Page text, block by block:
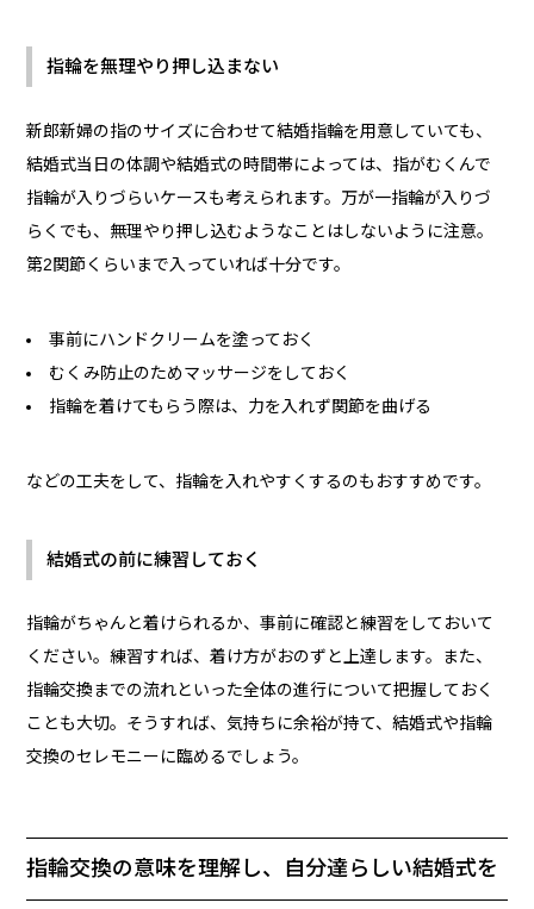
指輪を無理やり押し込まない
新郎新婦の指のサイズに合わせて結婚指輪を用意していても、
結婚式当日の体調や結婚式の時間帯によっては、指がむくんで
指輪が入りづらいケースも考えられます。万が一指輪が入りづ
らくでも、無理やり押し込むようなことはしないように注意。
第2関節くらいまで入っていれば十分です。
事前にハンドクリームを塗っておく
むくみ防止のためマッサージをしておく
指輪を着けてもらう際は、力を入れず関節を曲げる
などの工夫をして、指輪を入れやすくするのもおすすめです。
結婚式の前に練習しておく
指輪がちゃんと着けられるか、事前に確認と練習をしておいて
ください。練習すれば、着け方がおのずと上達します。また、
指輪交換までの流れといった全体の進行について把握しておく
ことも大切。そうすれば、気持ちに余裕が持て、結婚式や指輪
交換のセレモニーに臨めるでしょう。
指輪交換の意味を理解し、自分達らしい結婚式を